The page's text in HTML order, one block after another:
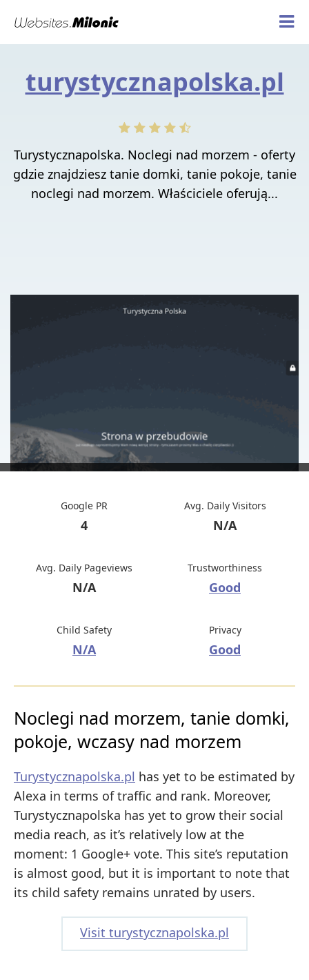
turystycznapolska.pl
Turystycznapolska. Noclegi nad morzem - oferty
gdzie znajdziesz tanie domki, tanie pokoje, tanie
noclegi nad morzem. Właściciele oferują...
Google PR
4
Avg. Daily Visitors
N/A
Avg. Daily Pageviews
N/A
Trustworthiness
Good
Child Safety
N/A
Privacy
Good
Noclegi nad morzem, tanie domki,
pokoje, wczasy nad morzem
Turystycznapolska.pl has yet to be estimated by
Alexa in terms of traffic and rank. Moreover,
Turystycznapolska has yet to grow their social
media reach, as it’s relatively low at the
moment: 1 Google+ vote. This site’s reputation
is almost good, but it is important to note that
its child safety remains unrated by users.
Visit turystycznapolska.pl